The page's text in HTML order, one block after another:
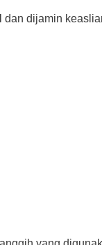
dijamin